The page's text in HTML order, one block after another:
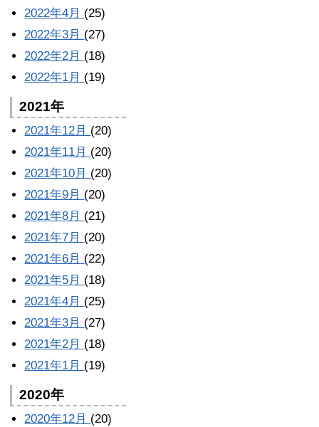
2022年4月 (25)
2022年3月 (27)
2022年2月 (18)
2022年1月 (19)
2021年
2021年12月 (20)
2021年11月 (20)
2021年10月 (20)
2021年9月 (20)
2021年8月 (21)
2021年7月 (20)
2021年6月 (22)
2021年5月 (18)
2021年4月 (25)
2021年3月 (27)
2021年2月 (18)
2021年1月 (19)
2020年
2020年12月 (20)